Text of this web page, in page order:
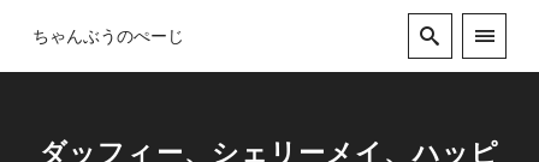
ちゃんぶうのぺーじ
ダッフィー、シェリーメイ、ハッピ